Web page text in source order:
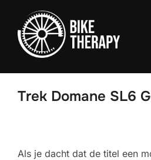
inhoud
Trek Domane SL6
Als je dacht dat de titel een